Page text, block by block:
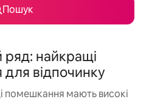
Пошук
найкращі
відпочинку
помешкання мають високі